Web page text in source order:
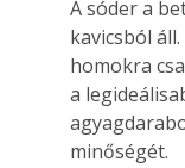
A sóder a
kavicsból
homokra
a
minőségét.